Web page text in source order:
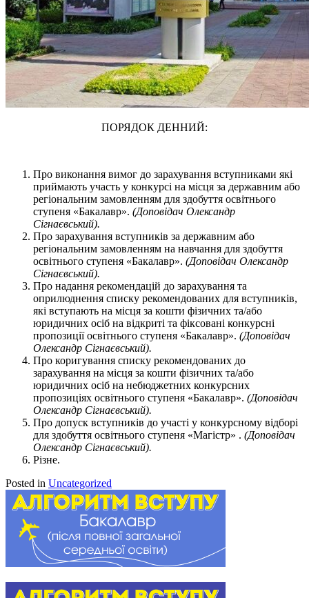
ПОРЯДОК ДЕННИЙ:
Про виконання вимог до зарахування вступниками які
приймають участь у конкурсі на місця за державним або
регіональним замовленням для здобуття освітнього
ступеня «Бакалавр». (Доповідач Олександр
Сігнаєвський).
Про зарахування вступників за державним або
регіональним замовленням на навчання для здобуття
освітнього ступеня «Бакалавр». (Доповідач Олександр
Сігнаєвський).
Про надання рекомендацій до зарахування та
оприлюднення списку рекомендованих для вступників,
які вступають на місця за кошти фізичних та/або
юридичних осіб на відкриті та фіксовані конкурсні
пропозиції освітнього ступеня «Бакалавр». (Доповідач
Олександр Сігнаєвський).
Про коригування списку рекомендованих до
зарахування на місця за кошти фізичних та/або
юридичних осіб на небюджетних конкурсних
пропозиціях освітнього ступеня «Бакалавр». (Доповідач
Олександр Сігнаєвський).
Про допуск вступників до участі у конкурсному відборі
для здобуття освітнього ступеня «Магістр» . (Доповідач
Олександр Сігнаєвський).
Різне.
Posted in Uncategorized